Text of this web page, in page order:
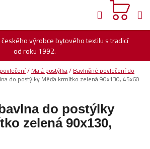
výrobce bytového textilu s tradicí
od roku 1992.
Hledat
/ Malá postýlka/ Bavlněné povlečení do
do postýlky Méďa krmítko zelená 90x130, 45x60
do postýlky
zelená 90x130,